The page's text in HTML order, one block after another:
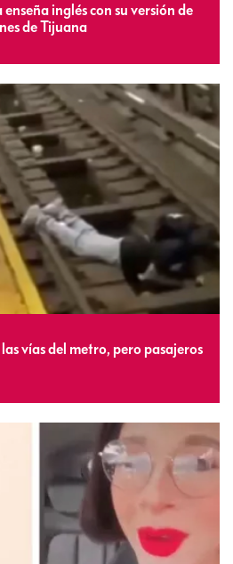
inglés con su versión de
de Tijuana
vías del metro, pero pasajeros